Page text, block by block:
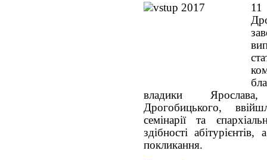
владики
Дрогобицького,
семінарії та
здібності
покликання.